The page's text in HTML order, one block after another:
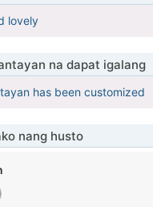
lovely
na dapat igalang
has been customized
nang husto